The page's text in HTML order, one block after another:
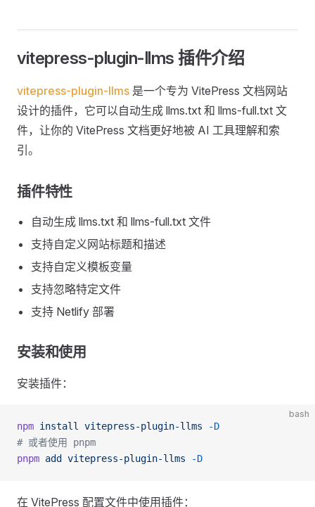
vitepress-plugin-llms 插件介绍
vitepress-plugin-llms 是一个专为 VitePress 文档网站
设计的插件，它可以自动生成 llms.txt 和 llms-full.txt 文
件，让你的 VitePress 文档更好地被 AI 工具理解和索
引。
插件特性
自动生成 llms.txt 和 llms-full.txt 文件
支持自定义网站标题和描述
支持自定义模板变量
支持忽略特定文件
支持 Netlify 部署
安装和使用
安装插件：
bash
npm install vitepress-plugin-llms -D
# 或者使用 pnpm
pnpm add vitepress-plugin-llms -D
在 VitePress 配置文件中使用插件：